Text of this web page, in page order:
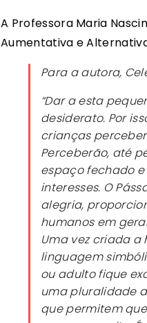
A Professora Maria
Aumentativa e
Para a autora,
“Dar a esta
desiderato. Por
crianças
Perceberão, até
espaço fechado
interesses. O
alegria,
humanos em
Uma vez criada
linguagem
ou adulto fique
uma pluralidade
que permitem